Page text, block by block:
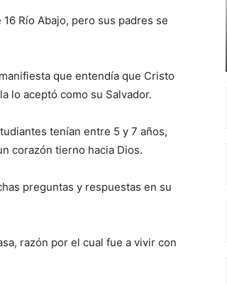
Río Abajo, pero sus padres se
que entendía que Cristo
lo aceptó como su Salvador.
tenían entre 5 y 7 años,
corazón tierno hacia Dios.
preguntas y respuestas en su
razón por el cual fue a vivir con